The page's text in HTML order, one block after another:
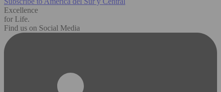
Excellence
for Life.
Find us on Social Media